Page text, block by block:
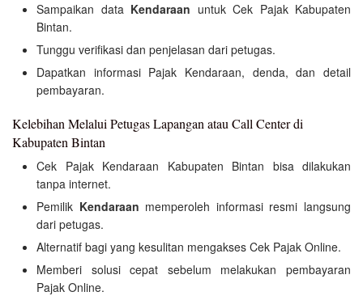
Sampaikan data Kendaraan untuk Cek Pajak Kabupaten
Bintan.
Tunggu verifikasi dan penjelasan dari petugas.
Dapatkan informasi Pajak Kendaraan, denda, dan detail
pembayaran.
Kelebihan Melalui Petugas Lapangan atau Call Center di
Kabupaten Bintan
Cek Pajak Kendaraan Kabupaten Bintan bisa dilakukan
tanpa internet.
Pemilik Kendaraan memperoleh informasi resmi langsung
dari petugas.
Alternatif bagi yang kesulitan mengakses Cek Pajak Online.
Memberi solusi cepat sebelum melakukan pembayaran
Pajak Online.